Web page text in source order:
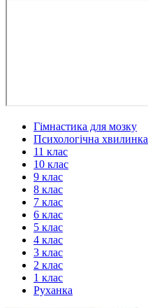
Гімнастика для мозку
Психологічна хвилинка
11 клас
10 клас
9 клас
8 клас
7 клас
6 клас
5 клас
4 клас
3 клас
2 клас
1 клас
Руханка